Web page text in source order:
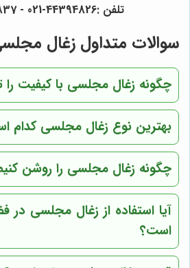
تلفن :44394826-021 - 09125309837
سوالات متداول زغال
چگونه زغال مجلسی با کیفیت
بهترین نوع زغال مجلسی کدام
چگونه زغال مجلسی را روشن
آیا استفاده از زغال مجلسی
است؟